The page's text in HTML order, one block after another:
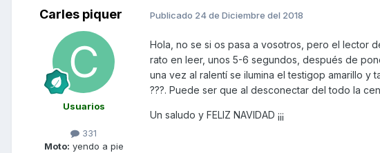
Carles piquer
Usuarios
331
Moto: yendo a pie
Publicado 24 de Diciembre del 2018
Hola, no se si os pasa a vosotros, pero el lector
rato en leer, unos 5-6 segundos, después de
una vez al ralentí se ilumina el testigop amarillo y
???. Puede ser que al desconectar del todo la
Un saludo y FELIZ NAVIDAD ¡¡¡